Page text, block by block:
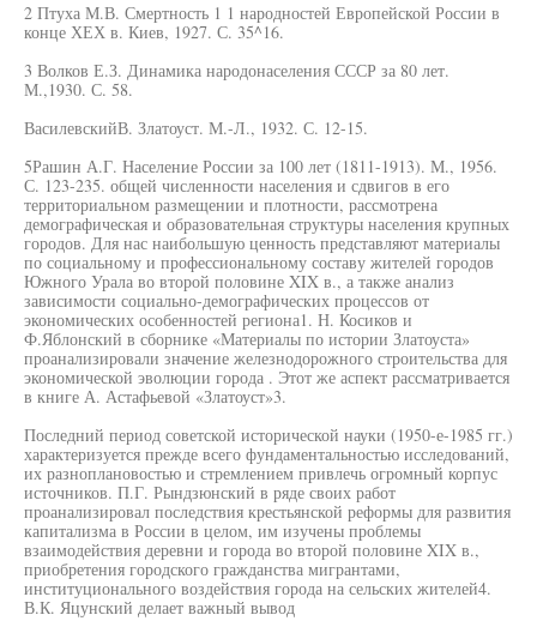
2 Птуха М.В. Смертность 1 1 народностей Европейской России в
конце ХЕХ в. Киев, 1927. С. 35^16.
3 Волков Е.З. Динамика народонаселения СССР за 80 лет.
М.,1930. С. 58.
ВасилевскийВ. Златоуст. М.-Л., 1932. С. 12-15.
5Рашин А.Г. Население России за 100 лет (1811-1913). М., 1956.
С. 123-235. общей численности населения и сдвигов в его
территориальном размещении и плотности, рассмотрена
демографическая и образовательная структуры населения крупных
городов. Для нас наибольшую ценность представляют материалы
по социальному и профессиональному составу жителей городов
Южного Урала во второй половине XIX в., а также анализ
зависимости социально-демографических процессов от
экономических особенностей региона1. Н. Косиков и
Ф.Яблонский в сборнике «Материалы по истории Златоуста»
проанализировали значение железнодорожного строительства для
экономической эволюции города . Этот же аспект рассматривается
в книге А. Астафьевой «Златоуст»3.
Последний период советской исторической науки (1950-е-1985 гг.)
характеризуется прежде всего фундаментальностью исследований,
их разноплановостью и стремлением привлечь огромный корпус
источников. П.Г. Рындзюнский в ряде своих работ
проанализировал последствия крестьянской реформы для развития
капитализма в России в целом, им изучены проблемы
взаимодействия деревни и города во второй половине XIX в.,
приобретения городского гражданства мигрантами,
институционального воздействия города на сельских жителей4.
В.К. Яцунский делает важный вывод